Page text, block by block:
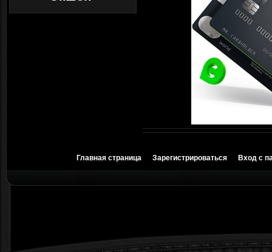
Главная страница Зарегистрироваться Вход с